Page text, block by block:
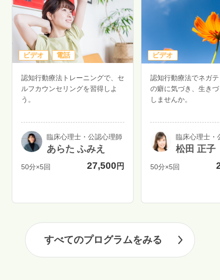
ビデオ 電話
認知行動療法トレーニングで、セ
ルフカウンセリングを習得しよ
う。
臨床心理士・公認心理師
あらた ふみえ
50分×5回 27,500 円
ビデオ
認知行動療法でネガ
の癖に気づき、生き
しませんか。
臨床心理士・
松田 正子
50分×5回
すべてのプログラムをみる